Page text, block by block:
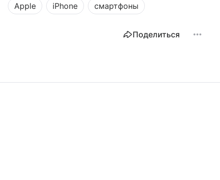
Apple iPhone смартфоны
Поделиться